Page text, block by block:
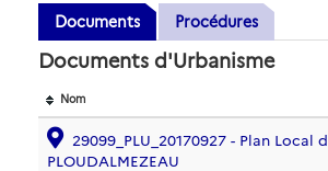
Documents Procédures
Documents d'Urbanisme
Nom
29099_PLU_20170927 - Plan Local
PLOUDALMEZEAU